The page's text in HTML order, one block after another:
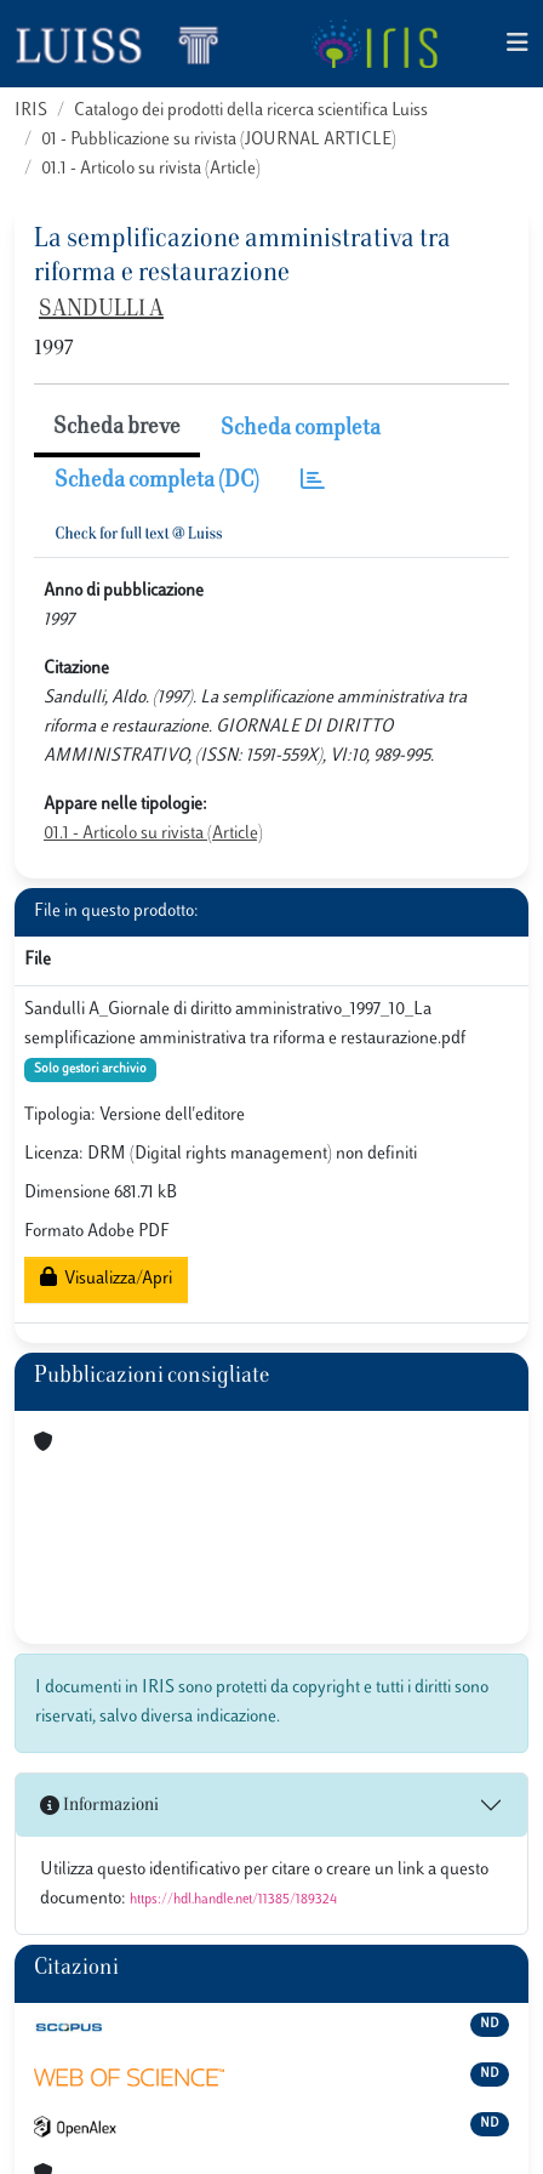
IRIS
Catalogo dei prodotti della ricerca scientifica Luiss
01 - Pubblicazione su rivista (JOURNAL ARTICLE)
01.1 - Articolo su rivista (Article)
La semplificazione amministrativa tra
riforma e restaurazione
SANDULLI A
1997
Scheda breve Scheda completa
Scheda completa (DC)
Anno di pubblicazione
1997
Citazione
Sandulli, Aldo. (1997). La semplificazione amministrativa tra
riforma e restaurazione. GIORNALE DI DIRITTO
AMMINISTRATIVO, (ISSN: 1591-559X), VI:10, 989-995.
Appare nelle tipologie:
01.1 - Articolo su rivista (Article)
File in questo prodotto:
File
Sandulli A_Giornale di diritto amministrativo_1997_10_La
semplificazione amministrativa tra riforma e restaurazione.pdf
Solo gestori archivio
Tipologia: Versione dell'editore
Licenza: DRM (Digital rights management) non definiti
Dimensione 681.71 kB
Formato Adobe PDF
Visualizza/Apri
Pubblicazioni consigliate
I documenti in IRIS sono protetti da copyright e tutti i diritti sono
riservati, salvo diversa indicazione.
Informazioni
Utilizza questo identificativo per citare o creare un link a questo
documento: https://hdl.handle.net/11385/189324
Citazioni
ND
ND
ND